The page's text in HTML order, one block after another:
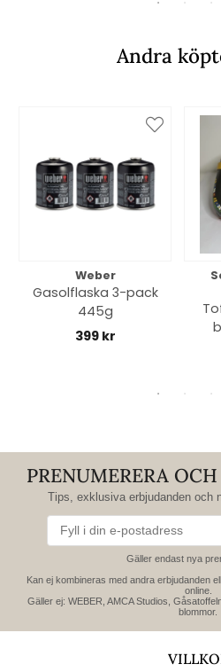
Andra
Weber
Gasolflaska 3-pack
445g
399 kr
PRENUMERERA
Tips, exklusiva erbjudanden och
Gäller endast nya
Kan ej kombineras med andra erbjudanden
online.
Gäller ej: WEBER, AMCA Studios,
blommor.